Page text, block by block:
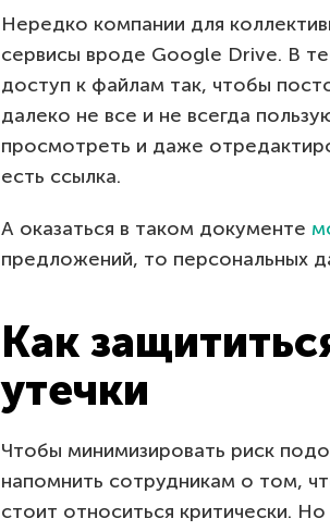
Нередко компании для
сервисы вроде Google Drive. В
доступ к файлам так, чтобы
далеко не все и не всегда
просмотреть и даже
есть ссылка.
А оказаться в таком документе
предложений, то персональных
Как
утечки
Чтобы минимизировать риск
напомнить сотрудникам о том,
стоит относиться критически.